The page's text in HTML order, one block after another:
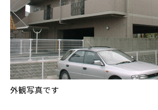
外観写真です